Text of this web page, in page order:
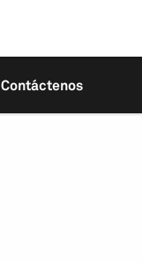
Contáctenos